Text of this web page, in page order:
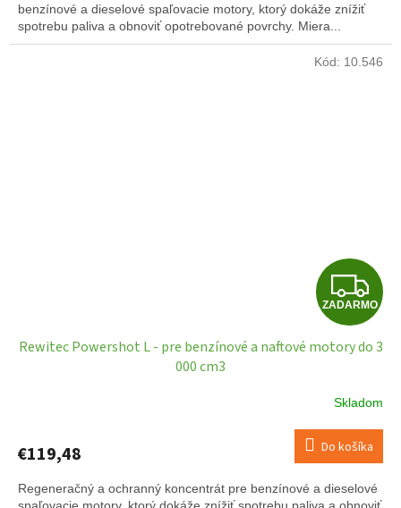
benzínové a dieselové spaľovacie motory, ktorý dokáže znížiť
spotrebu paliva a obnoviť opotrebované povrchy. Miera...
Z
A
D
A
R
M
ZADARMO
Rewitec Powershot L - pre benzínové a naftové motory do 3
000 cm3
Skladom
€119,48 Do košíka
Regeneračný a ochranný koncentrát pre benzínové a dieselové
spaľovacie motory, ktorý dokáže znížiť spotrebu paliva a obnoviť
Kód: 10.546